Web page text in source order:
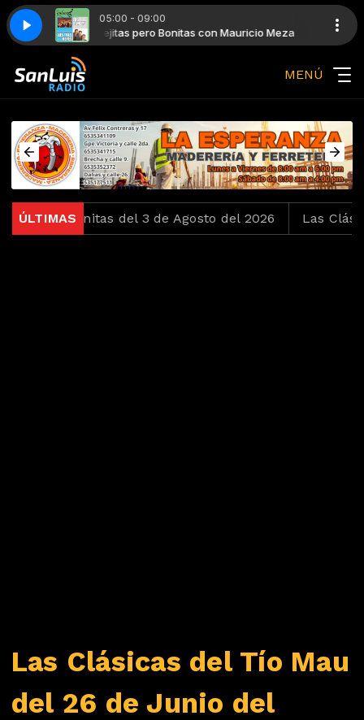
05:00 - 09:00
Meza Viejitas pero Bonitas con Mauricio Meza
Los Dandys - Cerca Del Mar
MENÚ
ÚLTIMAS
Bonitas del 3 de Agosto del 2026 Las Clásicas
Las Clásicas del Tío Mau
del 26 de Junio del